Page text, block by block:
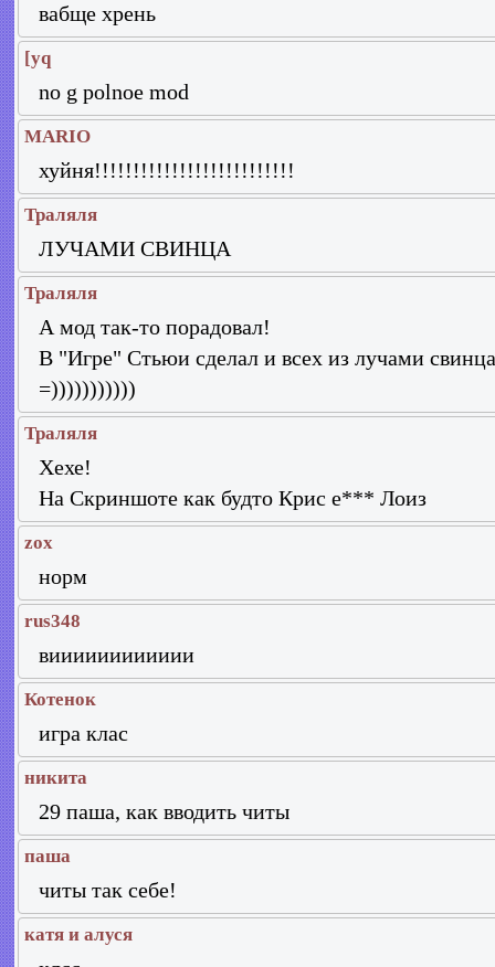
вабще хрень
[yq
no g polnoe mod
MARIO
хуйня!!!!!!!!!!!!!!!!!!!!!!!!!!
Траляля
ЛУЧАМИ СВИНЦА
Траляля
А мод так-то порадовал!
В "Игре" Стьюи сделал и всех из лучами
=)))))))))))
Траляля
Хехе!
На Скриншоте как будто Крис е*** Лоиз
zox
норм
rus348
вииииииииииии
Котенок
игра клас
никита
29 паша, как вводить читы
паша
читы так себе!
катя и алуся